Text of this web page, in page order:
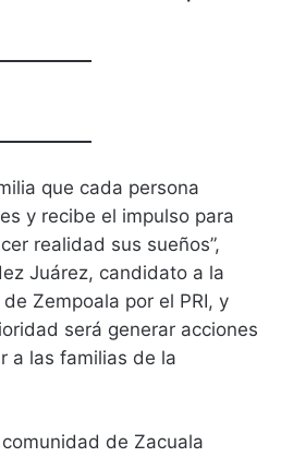
que cada persona
y recibe el impulso para
realidad sus sueños”,
Juárez, candidato a la
Zempoala por el PRI, y
será generar acciones
a las familias de la
de Zacuala